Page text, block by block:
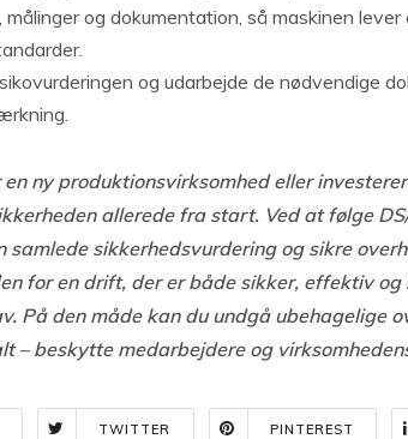
og dokumentation, så maskinen
og udarbejde de nødvendige
ny produktionsvirksomhed eller
allerede fra start. Ved at følge
samlede sikkerhedsvurdering og sikre
for en drift, der er både sikker, effektiv og
På den måde kan du undgå ubehagelige
– beskytte medarbejdere og
TWITTER PINTEREST